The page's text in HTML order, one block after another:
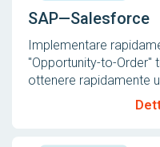
SAP—Salesforce
Implementare
"Opportunity-to-Order"
ottenere rapidamente